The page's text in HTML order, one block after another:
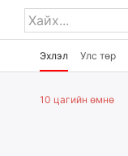
Эхлэл Улс төр
10 цагийн өмнө